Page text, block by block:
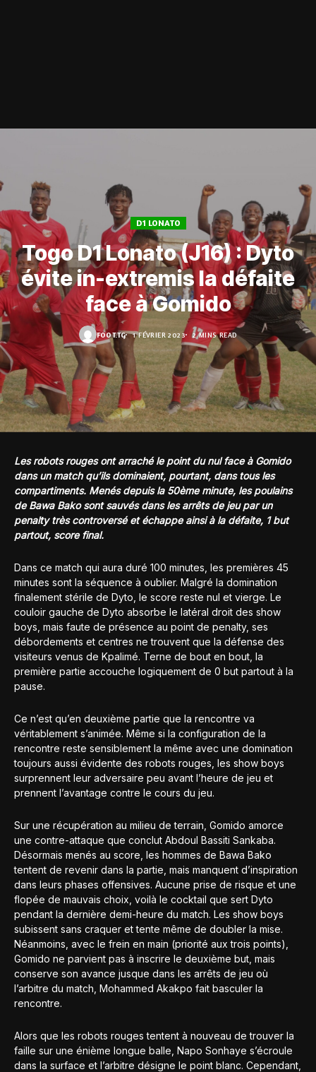
D1 LONATO
Togo D1 Lonato (J16) : Dyto
évite in-extremis la défaite
face à Gomido
FOOT.TG 1 FÉVRIER 2023 2 MINS READ
Les robots rouges ont arraché le point du nul face à Gomido
dans un match qu’ils dominaient, pourtant, dans tous les
compartiments. Menés depuis la 50ème minute, les poulains
de Bawa Bako sont sauvés dans les arrêts de jeu par un
penalty très controversé et échappe ainsi à la défaite, 1 but
partout, score final.
Dans ce match qui aura duré 100 minutes, les premières 45
minutes sont la séquence à oublier. Malgré la domination
finalement stérile de Dyto, le score reste nul et vierge. Le
couloir gauche de Dyto absorbe le latéral droit des show
boys, mais faute de présence au point de penalty, ses
débordements et centres ne trouvent que la défense des
visiteurs venus de Kpalimé. Terne de bout en bout, la
première partie accouche logiquement de 0 but partout à la
pause.
Ce n’est qu’en deuxième partie que la rencontre va
véritablement s’animée. Même si la configuration de la
rencontre reste sensiblement la même avec une domination
toujours aussi évidente des robots rouges, les show boys
surprennent leur adversaire peu avant l’heure de jeu et
prennent l’avantage contre le cours du jeu.
Sur une récupération au milieu de terrain, Gomido amorce
une contre-attaque que conclut Abdoul Bassiti Sankaba.
Désormais menés au score, les hommes de Bawa Bako
tentent de revenir dans la partie, mais manquent d’inspiration
dans leurs phases offensives. Aucune prise de risque et une
flopée de mauvais choix, voilà le cocktail que sert Dyto
pendant la dernière demi-heure du match. Les show boys
subissent sans craquer et tente même de doubler la mise.
Néanmoins, avec le frein en main (priorité aux trois points),
Gomido ne parvient pas à inscrire le deuxième but, mais
conserve son avance jusque dans les arrêts de jeu où
l’arbitre du match, Mohammed Akakpo fait basculer la
rencontre.
Alors que les robots rouges tentent à nouveau de trouver la
faille sur une énième longue balle, Napo Sonhaye s’écroule
dans la surface et l’arbitre désigne le point blanc. Cependant,